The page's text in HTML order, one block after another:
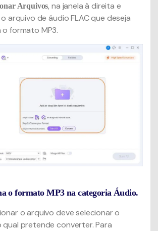
Arquivos, na janela à direita e
arquivo de áudio FLAC que deseja
formato MP3.
o formato MP3 na categoria Áudio.
o arquivo deve selecionar o
pretende converter. Para